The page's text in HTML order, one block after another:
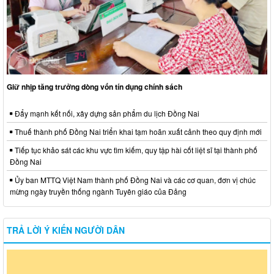
Giữ nhịp tăng trưởng dòng vốn tín dụng chính sách
Đẩy mạnh kết nối, xây dựng sản phẩm du lịch Đồng Nai
Thuế thành phố Đồng Nai triển khai tạm hoãn xuất cảnh theo quy định mới
Tiếp tục khảo sát các khu vực tìm kiếm, quy tập hài cốt liệt sĩ tại thành phố
Đồng Nai
Ủy ban MTTQ Việt Nam thành phố Đồng Nai và các cơ quan, đơn vị chúc
mừng ngày truyền thống ngành Tuyên giáo của Đảng
TRẢ LỜI Ý KIẾN NGƯỜI DÂN